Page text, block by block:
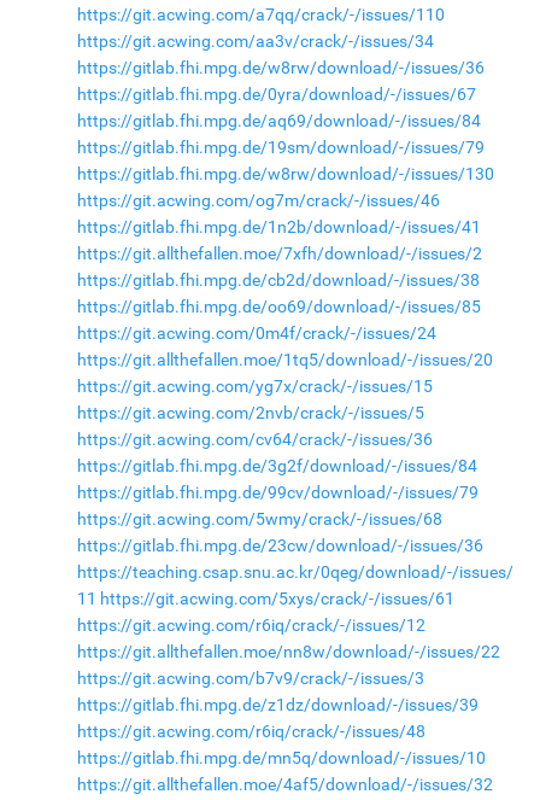
https://git.acwing.com/a7qq/crack/-/issues/110
https://git.acwing.com/aa3v/crack/-/issues/34
https://gitlab.fhi.mpg.de/w8rw/download/-/issues/36
https://gitlab.fhi.mpg.de/0yra/download/-/issues/67
https://gitlab.fhi.mpg.de/aq69/download/-/issues/84
https://gitlab.fhi.mpg.de/19sm/download/-/issues/79
https://gitlab.fhi.mpg.de/w8rw/download/-/issues/130
https://git.acwing.com/og7m/crack/-/issues/46
https://gitlab.fhi.mpg.de/1n2b/download/-/issues/41
https://git.allthefallen.moe/7xfh/download/-/issues/2
https://gitlab.fhi.mpg.de/cb2d/download/-/issues/38
https://gitlab.fhi.mpg.de/oo69/download/-/issues/85
https://git.acwing.com/0m4f/crack/-/issues/24
https://git.allthefallen.moe/1tq5/download/-/issues/20
https://git.acwing.com/yg7x/crack/-/issues/15
https://git.acwing.com/2nvb/crack/-/issues/5
https://git.acwing.com/cv64/crack/-/issues/36
https://gitlab.fhi.mpg.de/3g2f/download/-/issues/84
https://gitlab.fhi.mpg.de/99cv/download/-/issues/79
https://git.acwing.com/5wmy/crack/-/issues/68
https://gitlab.fhi.mpg.de/23cw/download/-/issues/36
https://teaching.csap.snu.ac.kr/0qeg/download/-/issues/
11 https://git.acwing.com/5xys/crack/-/issues/61
https://git.acwing.com/r6iq/crack/-/issues/12
https://git.allthefallen.moe/nn8w/download/-/issues/22
https://git.acwing.com/b7v9/crack/-/issues/3
https://gitlab.fhi.mpg.de/z1dz/download/-/issues/39
https://git.acwing.com/r6iq/crack/-/issues/48
https://gitlab.fhi.mpg.de/mn5q/download/-/issues/10
https://git.allthefallen.moe/4af5/download/-/issues/32